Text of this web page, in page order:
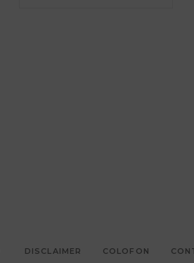
DISCLAIMER COLOFON